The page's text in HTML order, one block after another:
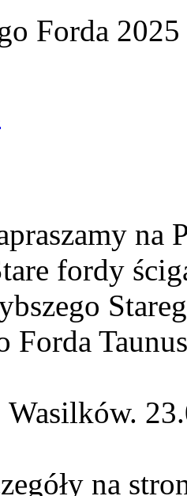
Forda 2025
fordy
Forda
na